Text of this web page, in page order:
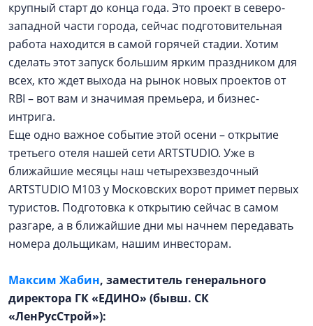
крупный старт до конца года. Это проект в северо-
западной части города, сейчас подготовительная
работа находится в самой горячей стадии. Хотим
сделать этот запуск большим ярким праздником для
всех, кто ждет выхода на рынок новых проектов от
RBI – вот вам и значимая премьера, и бизнес-
интрига.
Еще одно важное событие этой осени – открытие
третьего отеля нашей сети ARTSTUDIO. Уже в
ближайшие месяцы наш четырехзвездочный
ARTSTUDIO M103 у Московских ворот примет первых
туристов. Подготовка к открытию сейчас в самом
разгаре, а в ближайшие дни мы начнем передавать
номера дольщикам, нашим инвесторам.
Максим Жабин, заместитель генерального
директора ГК «ЕДИНО» (бывш. СК
«ЛенРусСтрой»):